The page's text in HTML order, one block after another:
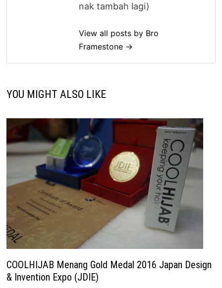
nak tambah lagi)
View all posts by Bro
Framestone →
YOU MIGHT ALSO LIKE
COOLHIJAB Menang Gold Medal 2016 Japan Design
& Invention Expo (JDIE)